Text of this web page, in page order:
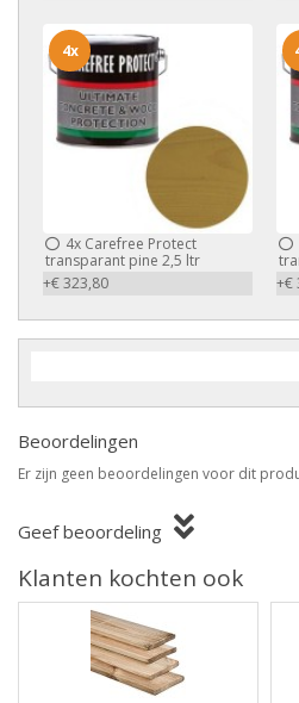
4x Carefree Protect
transparant pine 2,5 ltr
+€ 323,80
4x
+€
Beoordelingen
Er zijn geen beoordelingen voor dit
Geef beoordeling
Klanten kochten ook